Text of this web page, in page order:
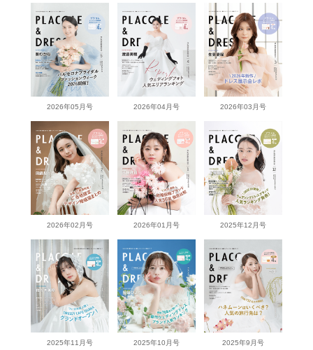
2026年05月号 2026年04月号 2026年03月号
2026年02月号 2026年01月号 2025年12月号
2025年11月号 2025年10月号 2025年9月号